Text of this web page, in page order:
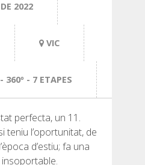
2022
VIC
- 360º - 7 ETAPES
perfecta, un 11.
teniu l’oportunitat, de
d’estiu; fa una